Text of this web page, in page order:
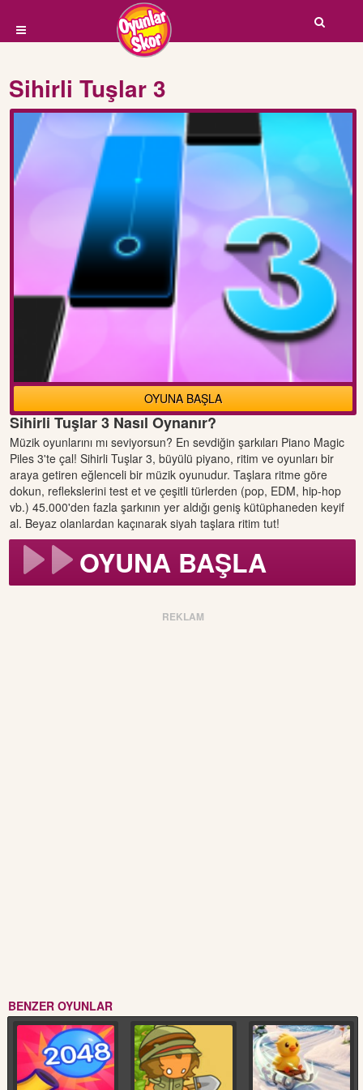
Sihirli Tuşlar 3
OYUNA BAŞLA
Sihirli Tuşlar 3 Nasıl Oynanır?
Müzik oyunlarını mı seviyorsun? En sevdiğin şarkıları Piano Magic
Piles 3'te çal! Sihirli Tuşlar 3, büyülü piyano, ritim ve oyunları bir
araya getiren eğlenceli bir müzik oyunudur. Taşlara ritme göre
dokun, reflekslerini test et ve çeşitli türlerden (pop, EDM, hip-hop
vb.) 45.000'den fazla şarkının yer aldığı geniş kütüphaneden keyif
al. Beyaz olanlardan kaçınarak siyah taşlara ritim tut!
OYUNA BAŞLA
REKLAM
BENZER OYUNLAR